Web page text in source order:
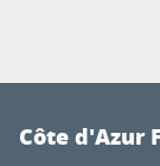
Côte d'Azur